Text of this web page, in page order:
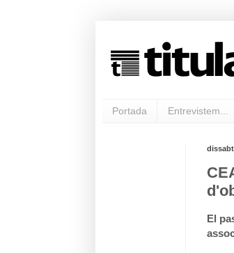
Portada Entrevistem...
El